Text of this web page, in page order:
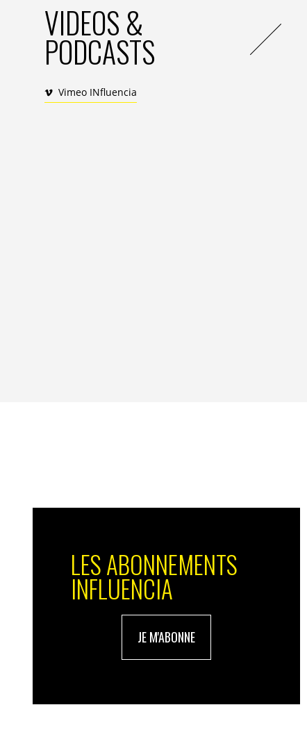
VIDEOS &
PODCASTS
Vimeo INfluencia
LES ABONNEMENTS
INFLUENCIA
JE M'ABONNE